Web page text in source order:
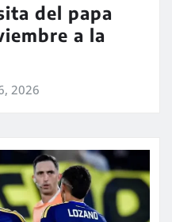
del papa
a la
2026